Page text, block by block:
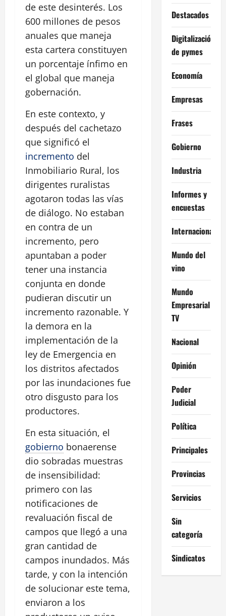
de este desinterés. Los
600 millones de pesos
anuales que maneja
esta cartera constituyen
un porcentaje ínfimo en
el global que maneja
gobernación.
En este contexto, y
después del cachetazo
que significó el
incremento del
Inmobiliario Rural, los
dirigentes ruralistas
agotaron todas las vías
de diálogo. No estaban
en contra de un
incremento, pero
apuntaban a poder
tener una instancia
conjunta en donde
pudieran discutir un
incremento razonable. Y
la demora en la
implementación de la
ley de Emergencia en
los distritos afectados
por las inundaciones fue
otro disgusto para los
productores.
En esta situación, el
gobierno bonaerense
dio sobradas muestras
de insensibilidad:
primero con las
notificaciones de
revaluación fiscal de
campos que llegó a una
gran cantidad de
campos inundados. Más
tarde, y con la intención
de solucionar este tema,
enviaron a los
Destacados
Digitalización
de pymes
Economía
Empresas
Frases
Gobierno
Industria
Informes y
encuestas
Internacional
Mundo del
vino
Mundo
Empresarial
TV
Nacional
Opinión
Poder
Judicial
Política
Principales
Provincias
Servicios
Sin
categoría
Sindicatos